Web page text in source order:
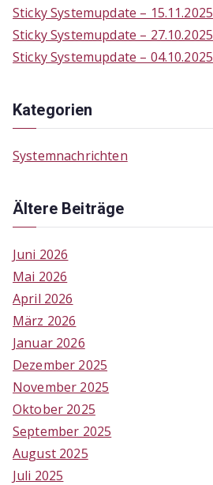
Sticky Systemupdate – 15.11.2025
Sticky Systemupdate – 27.10.2025
Sticky Systemupdate – 04.10.2025
Kategorien
Systemnachrichten
Ältere Beiträge
Juni 2026
Mai 2026
April 2026
März 2026
Januar 2026
Dezember 2025
November 2025
Oktober 2025
September 2025
August 2025
Juli 2025